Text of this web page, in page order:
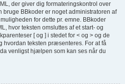
der giver dig formateringskontrol over
BBkoder er noget administratoren af
for dette pr. emne. BBkoder
hvor teksten omsluttes af et start- og
[ og ] i stedet for < og > og de
hvordan teksten præsenteres. For at få
venligst hjælpen som kan ses når du